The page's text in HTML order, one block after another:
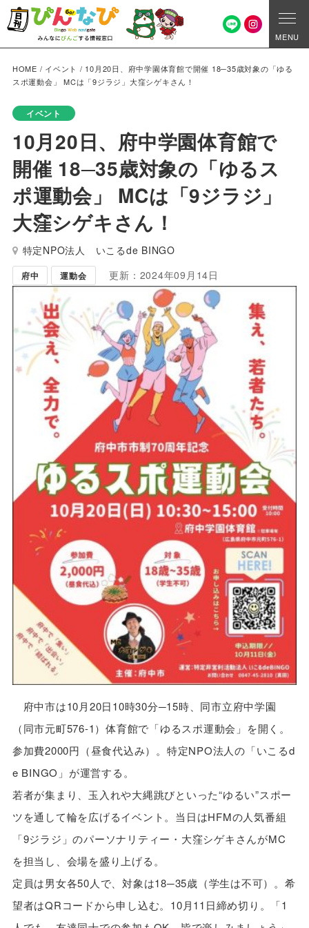
MENU
HOME / イベント / 10月20日、府中学園体育館で開催 18─35歳対象の「ゆる
スポ運動会」 MCは「9ジラジ」大窪シゲキさん！
イベント
10月20日、府中学園体育館で
開催 18─35歳対象の「ゆるス
ポ運動会」 MCは「9ジラジ」
大窪シゲキさん！
特定NPO法人 いこるde BINGO
府中 運動会 更新：2024年09月14日
府中市は10月20日10時30分─15時、同市立府中学園
（同市元町576-1）体育館で「ゆるスポ運動会」を開く。
参加費2000円（昼食代込み）。特定NPO法人の「いこるd
e BINGO」が運営する。
若者が集まり、玉入れや大縄跳びといった“ゆるい”スポー
ツを通して輪を広げるイベント。当日はHFMの人気番組
「9ジラジ」のパーソナリティー・大窪シゲキさんがMC
を担当し、会場を盛り上げる。
定員は男女各50人で、対象は18─35歳（学生は不可）。希
望者はQRコードから申し込む。10月11日締め切り。「1